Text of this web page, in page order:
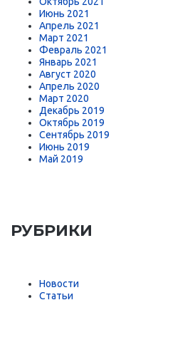
Июнь 2021
Апрель 2021
Март 2021
Февраль 2021
Январь 2021
Август 2020
Апрель 2020
Март 2020
Декабрь 2019
Октябрь 2019
Сентябрь 2019
Июнь 2019
Май 2019
РУБРИКИ
Новости
Статьи